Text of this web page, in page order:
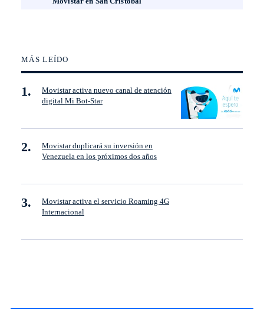
MÁS LEÍDO
Movistar activa nuevo canal de atención
digital Mi Bot-Star
Movistar duplicará su inversión en
Venezuela en los próximos dos años
Movistar activa el servicio Roaming 4G
Internacional